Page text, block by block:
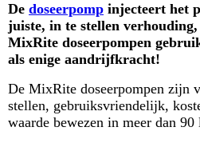
De doseerpomp injecteert het
juiste, in te stellen
MixRite doseerpompen
als enige aandrijfkracht!
De MixRite doseerpompen zijn
stellen, gebruiksvriendelijk,
waarde bewezen in meer dan 90